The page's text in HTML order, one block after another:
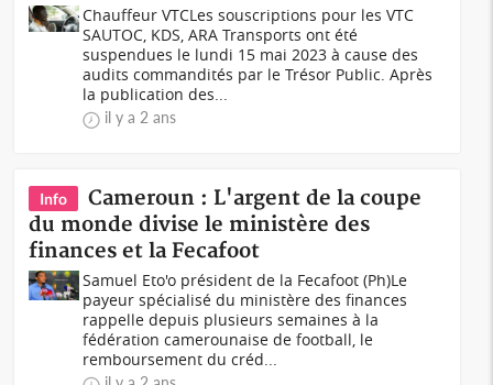
Chauffeur VTCLes souscriptions pour les VTC
SAUTOC, KDS, ARA Transports ont été
suspendues le lundi 15 mai 2023 à cause des
audits commandités par le Trésor Public. Après
la publication des...
il y a 2 ans
Info
Cameroun : L'argent de la coupe
du monde divise le ministère des
finances et la Fecafoot
Samuel Eto'o président de la Fecafoot (Ph)Le
payeur spécialisé du ministère des finances
rappelle depuis plusieurs semaines à la
fédération camerounaise de football, le
remboursement du créd...